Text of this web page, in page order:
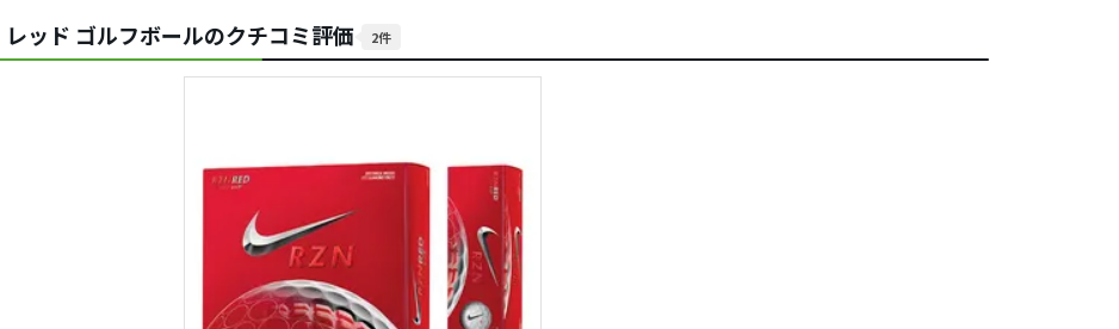
ッド ゴルフボールのクチコミ評価 2件